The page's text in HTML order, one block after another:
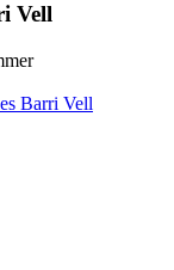
Vell
Barri Vell